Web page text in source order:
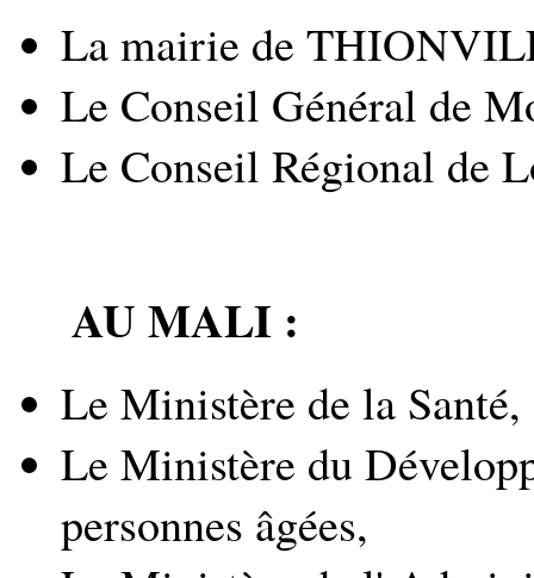
La mairie de
Le Conseil Général de
Le Conseil Régional de
AU MALI :
Le Ministère de la Santé,
Le Ministère du
personnes âgées,